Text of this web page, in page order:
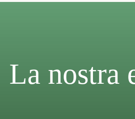
La nostra